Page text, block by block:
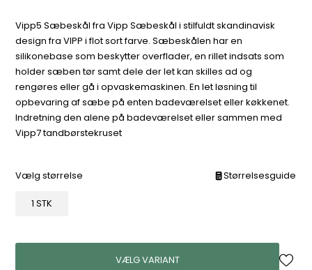
Vipp5 Sæbeskål fra Vipp Sæbeskål i stilfuldt skandinavisk
design fra VIPP i flot sort farve. Sæbeskålen har en
silikonebase som beskytter overflader, en rillet indsats som
holder sæben tør samt dele der let kan skilles ad og
rengøres eller gå i opvaskemaskinen. En let løsning til
opbevaring af sæbe på enten badeværelset eller køkkenet.
Indretning den alene på badeværelset eller sammen med
Vipp7 tandbørstekruset
Vælg størrelse Størrelsesguide
1 STK
VÆLG VARIANT